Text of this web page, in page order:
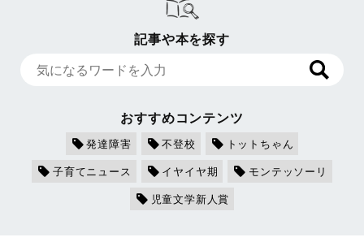
記事や本を探す
おすすめコンテンツ
発達障害 不登校
トットちゃん
子育てニュース
イヤイヤ期
モンテッソーリ
児童文学新人賞